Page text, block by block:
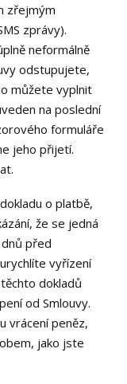
zřejmým
zprávy).
neformálně
odstupujete,
můžete vyplnit
na poslední
formuláře
jeho přijetí.
o platbě,
že se jedná
před
vyřízení
dokladů
od Smlouvy.
vrácení peněz,
jako jste